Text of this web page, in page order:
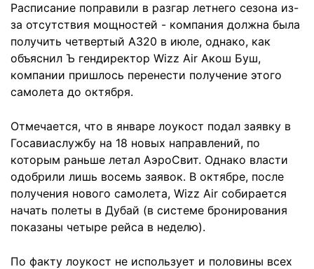
Расписание поправили в разгар летнего сезона из-
за отсутствия мощностей - компания должна была
получить четвертый A320 в июле, однако, как
объяснил Ъ гендиректор Wizz Air Акош Буш,
компании пришлось перенести получение этого
самолета до октября.
Отмечается, что в январе лоукост подал заявку в
Госавиаслужбу на 18 новых направлений, по
которым раньше летал АэроСвит. Однако власти
одобрили лишь восемь заявок. В октябре, после
получения нового самолета, Wizz Air собирается
начать полеты в Дубай (в системе бронирования
показаны четыре рейса в неделю).
По факту лоукост не использует и половины всех